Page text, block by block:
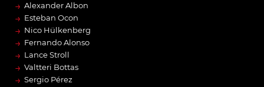
→ Alexander Albon
→ Esteban Ocon
→ Nico Hülkenberg
→ Fernando Alonso
→ Lance Stroll
→ Valtteri Bottas
→ Sergio Pérez